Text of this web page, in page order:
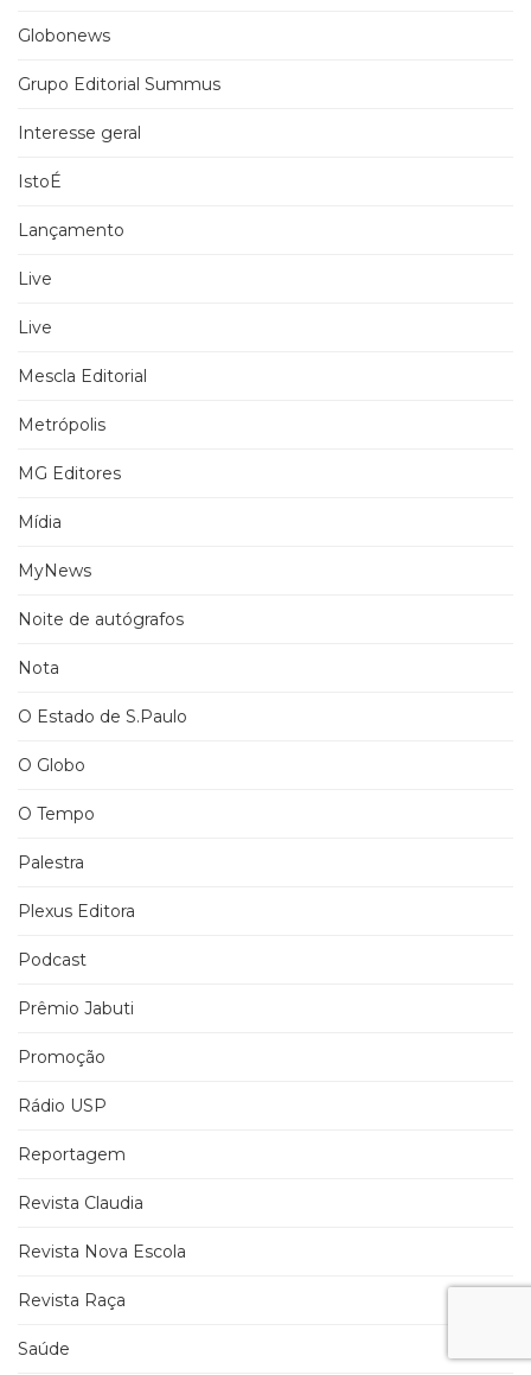
Globonews
Grupo Editorial Summus
Interesse geral
IstoÉ
Lançamento
Live
Live
Mescla Editorial
Metrópolis
MG Editores
Mídia
MyNews
Noite de autógrafos
Nota
O Estado de S.Paulo
O Globo
O Tempo
Palestra
Plexus Editora
Podcast
Prêmio Jabuti
Promoção
Rádio USP
Reportagem
Revista Claudia
Revista Nova Escola
Revista Raça
Saúde